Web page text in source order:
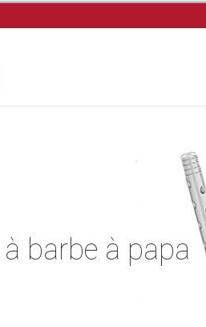
barbe à papa